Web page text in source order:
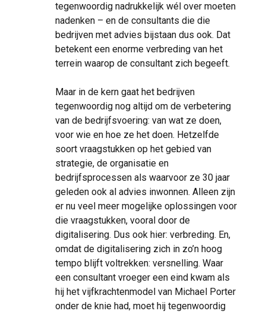
tegenwoordig nadrukkelijk wél over moeten
nadenken – en de consultants die die
bedrijven met advies bijstaan dus ook. Dat
betekent een enorme verbreding van het
terrein waarop de consultant zich begeeft.
Maar in de kern gaat het bedrijven
tegenwoordig nog altijd om de verbetering
van de bedrijfsvoering: van wat ze doen,
voor wie en hoe ze het doen. Hetzelfde
soort vraagstukken op het gebied van
strategie, de organisatie en
bedrijfsprocessen als waarvoor ze 30 jaar
geleden ook al advies inwonnen. Alleen zijn
er nu veel meer mogelijke oplossingen voor
die vraagstukken, vooral door de
digitalisering. Dus ook hier: verbreding. En,
omdat de digitalisering zich in zo’n hoog
tempo blijft voltrekken: versnelling. Waar
een consultant vroeger een eind kwam als
hij het vijfkrachtenmodel van Michael Porter
onder de knie had, moet hij tegenwoordig